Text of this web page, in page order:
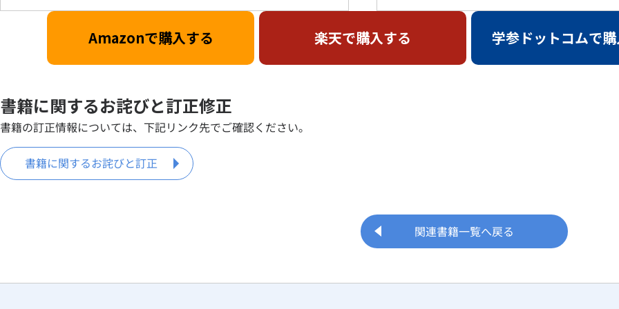
Amazonで購入する 楽天で購入する 学参ドットコムで
書籍に関するお詫びと訂正修正
書籍の訂正情報については、下記リンク先でご確認ください。
書籍に関するお詫びと訂正
関連書籍一覧へ戻る